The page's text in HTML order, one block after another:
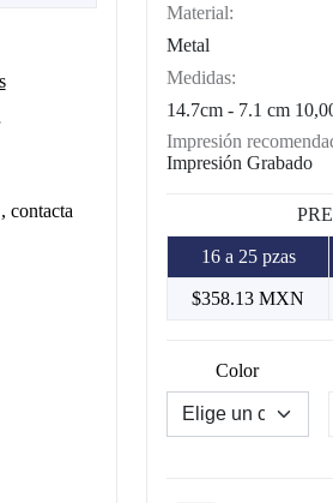
contacta
Material:
Metal
Medidas:
14.7cm - 7.1 cm
Impresión
Impresión Grabado
16 a 25 pzas
$358.13 MXN
Color